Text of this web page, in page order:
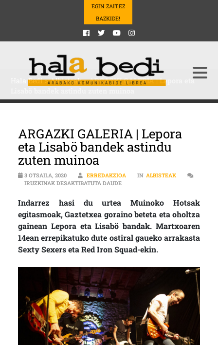
EGIN ZAITEZ
BAZKIDE!
Hala Bedi>Albisteak>ARGAZKI GALERIA | Lepora eta
ARGAZKI GALERIA | Lepora
eta Lisabö bandek astindu
zuten muinoa
3 OTSAILA, 2020 ERREDAKZIOA IN ALBISTEAK
IRUZKINAK DESAKTIBATUTA DAUDEARGAZKI GALERIA | LEPORA ETA
Indarrez hasi du urtea Muinoko Hotsak
egitasmoak, Gaztetxea goraino beteta eta oholtza
gainean Lepora eta Lisabö bandak. Martxoaren
14ean errepikatuko dute ostiral gaueko arrakasta
Sexty Sexers eta Red Iron Squad-ekin.